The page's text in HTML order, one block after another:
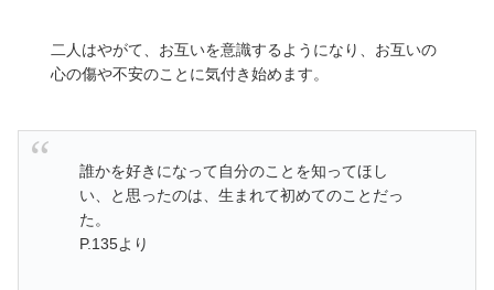
二人はやがて、お互いを意識するようになり、お互いの
心の傷や不安のことに気付き始めます。
誰かを好きになって自分のことを知ってほし
い、と思ったのは、生まれて初めてのことだっ
た。
P.135より